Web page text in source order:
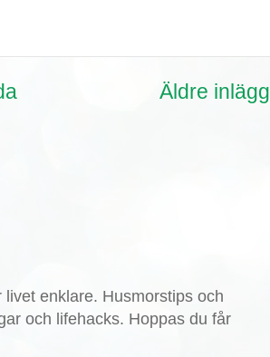
Äldre inlägg
enklare. Husmorstips och
och lifehacks. Hoppas du får